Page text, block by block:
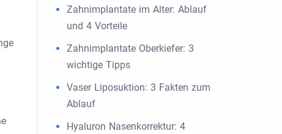
Zahnimplantate im Alter: Ablauf
und 4 Vorteile
Zahnimplantate Oberkiefer: 3
wichtige Tipps
Vaser Liposuktion: 3 Fakten zum
Ablauf
Hyaluron Nasenkorrektur: 4